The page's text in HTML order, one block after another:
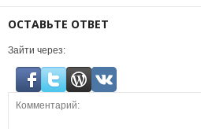
ОСТАВЬТЕ ОТВЕТ
Зайти через: